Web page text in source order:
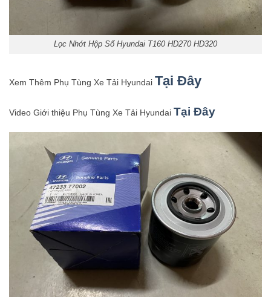
Lọc Nhớt Hộp Số Hyundai T160 HD270 HD320
Xem Thêm Phụ Tùng Xe Tải Hyundai Tại Đây
Video Giới thiệu Phụ Tùng Xe Tải Hyundai Tại Đây